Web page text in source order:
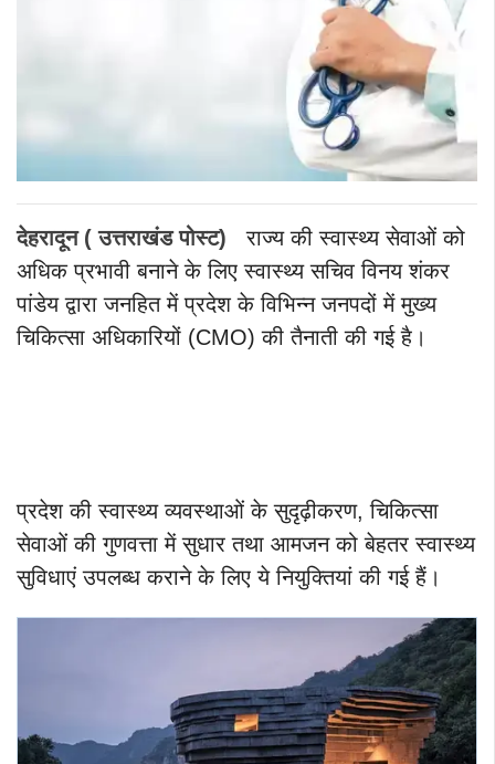
देहरादून ( उत्तराखंड पोस्ट)
राज्य की स्वास्थ्य सेवाओं को
अधिक प्रभावी बनाने के लिए स्वास्थ्य सचिव विनय शंकर
पांडेय द्वारा जनहित में प्रदेश के विभिन्न जनपदों में मुख्य
चिकित्सा अधिकारियों (CMO) की तैनाती की गई है।
प्रदेश की स्वास्थ्य व्यवस्थाओं के सुदृढ़ीकरण, चिकित्सा
सेवाओं की गुणवत्ता में सुधार तथा आमजन को बेहतर स्वास्थ्य
सुविधाएं उपलब्ध कराने के लिए ये नियुक्तियां की गई हैं।